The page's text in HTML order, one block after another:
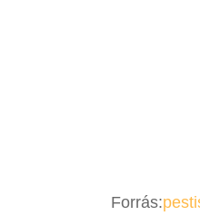
Forrás: